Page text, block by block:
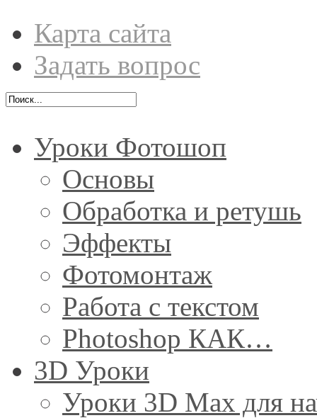
Карта сайта
Задать вопрос
Уроки Фотошоп
Основы
Обработка и ретушь
Эффекты
Фотомонтаж
Работа с текстом
Photoshop КАК…
3D Уроки
Уроки 3D Max для